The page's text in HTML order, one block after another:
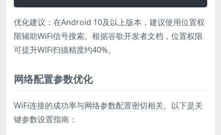
优化建议：在Android 10及以上版本，建议使用位置权
限辅助WiFi信号搜索。根据谷歌开发者文档，位置权限
可提升WiFi扫描精度约40%。
网络配置参数优化
WiFi连接的成功率与网络参数配置密切相关。以下是关
键参数设置指南：